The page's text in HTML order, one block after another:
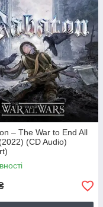
– The War to End All
(CD Audio)